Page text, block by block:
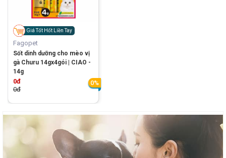
Giá Tốt Hốt Liền Tay
Fagopet
Sốt dinh dưỡng cho mèo vị
gà Churu 14gx4gói | CIAO -
14g
0đ
0đ
0%